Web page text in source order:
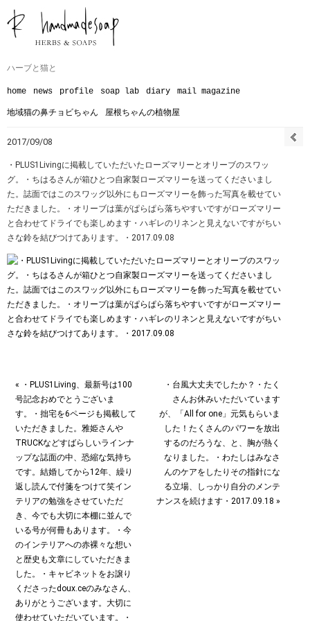
ハーブと猫と
home news profile soap lab diary mail magazine
地域猫の鼻チョビちゃん 屋根ちゃんの植物屋
2017/09/08
・PLUS1Livingに掲載していただいたローズマリーとオリーブのスワッ
グ。・ちはるさんが箱ひとつ自家製ローズマリーを送ってくださいまし
た。誌面ではこのスワッグ以外にもローズマリーを飾った写真を載せてい
ただきました。・オリーブは葉がぱらぱら落ちやすいですがローズマリー
と合わせてドライでも楽しめます・ハギレのリネンと見えないですがちい
さな鈴を結びつけてあります。・2017.09.08
« ・PLUS1Living、最新号は100
号記念おめでとうございま
す。・拙宅を6ページも掲載して
いただきました。雅姫さんや
TRUCKなどすばらしいラインナ
ップな誌面の中、恐縮な気持ち
です。結婚してから12年、繰り
返し読んで付箋をつけて笑イン
テリアの勉強をさせていただ
き、今でも大切に本棚に並んで
いる号が何冊もあります。・今
のインテリアへの赤裸々な想い
と歴史も文章にしていただきま
した。・キャビネットをお譲り
くださったdoux.ceのみなさん、
ありがとうございます。大切に
使わせていただいています。・
・台風大丈夫でしたか？・たく
さんお休みいただいています
が、「All for one」元気もらいま
した！たくさんのパワーを放出
するのだろうな、と、胸が熱く
なりました。・わたしはみなさ
んのケアをしたりその指針にな
る立場、しっかり自分のメンテ
ナンスを続けます・2017.09.18 »